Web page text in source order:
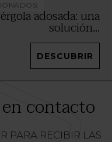
adosada: una
solución...
DESCUBRIR
contacto
PARA RECIBIR LAS